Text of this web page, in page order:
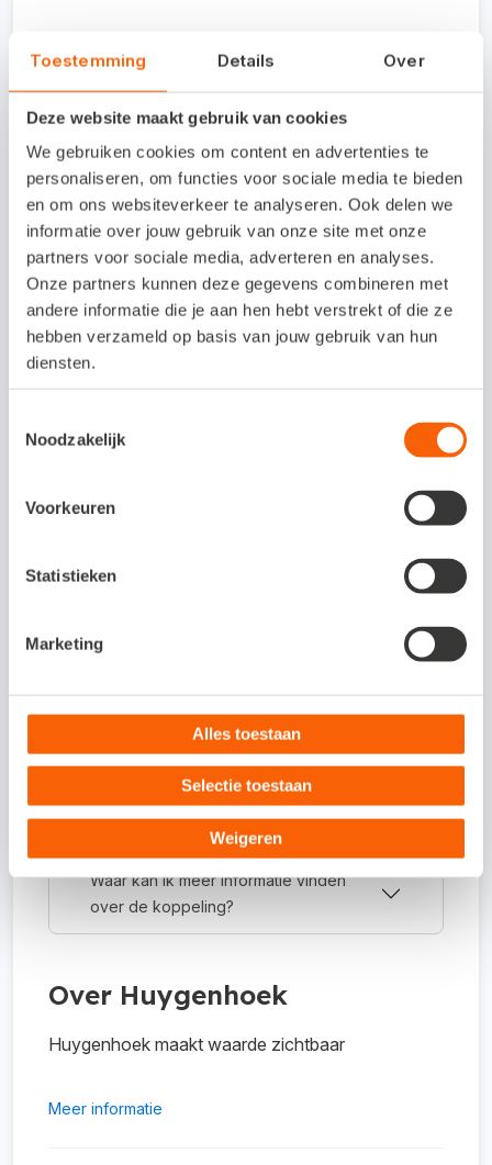
Toestemming Details Over
Deze website maakt gebruik van cookies
We gebruiken cookies om content en advertenties te
personaliseren, om functies voor sociale media te bieden
en om ons websiteverkeer te analyseren. Ook delen we
informatie over jouw gebruik van onze site met onze
partners voor sociale media, adverteren en analyses.
Onze partners kunnen deze gegevens combineren met
andere informatie die je aan hen hebt verstrekt of die ze
hebben verzameld op basis van jouw gebruik van hun
diensten.
Noodzakelijk
Voorkeuren
Statistieken
Marketing
Alles toestaan
Selectie toestaan
Weigeren
Kosten koppeling /
proefperiode
De S@ applicatie kost € 37 per maand.
Interesse in deze
koppeling?
Bekijk de website van Nextens
Veelgestelde vragen
Dit is een API-koppeling. Een API-koppeling
alleen gebruiken als je werkt met een online
Hoe activeer ik de koppeling?
Waar kan ik meer informatie vinden
over de koppeling?
Over Huygenhoek
Huygenhoek maakt waarde zichtbaar
Meer informatie